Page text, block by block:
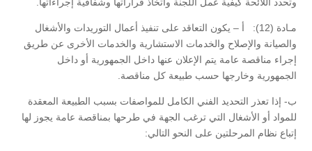
مـادة (12): أ – يكون التعاقد على تنفيذ أعمال التوريدات والأشغال
والصيانة والإصلاح والخدمات الاستشارية والخدمات الأخرى عن طريق
إجراء مناقصة عامة يتم الإعلان عنها داخل الجمهورية أو داخل
الجمهورية وخارجها حسب طبيعة كل مناقصة.
ب- إذا تعذر التحديد الفني الكامل للمواصفات بسبب الطبيعة المعقدة
للمواد أو الأشغال التي ترغب الجهة في طرحها بمناقصة عامة يجوز لها
إتباع نظام المرحلتين على النحو التالي: